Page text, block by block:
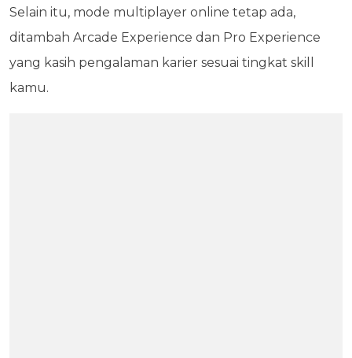
Selain itu, mode multiplayer online tetap ada,
ditambah Arcade Experience dan Pro Experience
yang kasih pengalaman karier sesuai tingkat skill
kamu.